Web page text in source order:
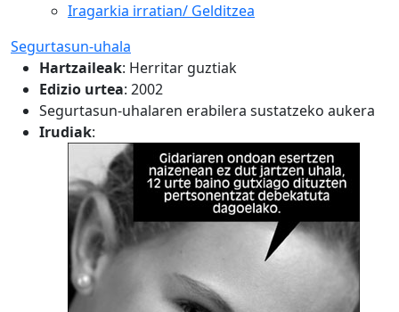
Iragarkia irratian/ Gelditzea
Segurtasun-uhala
Hartzaileak: Herritar guztiak
Edizio urtea: 2002
Segurtasun-uhalaren erabilera sustatzeko aukera
Irudiak: